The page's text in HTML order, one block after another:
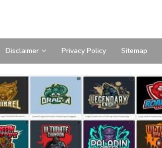
Disclaimer Privacy Policy Sitemap